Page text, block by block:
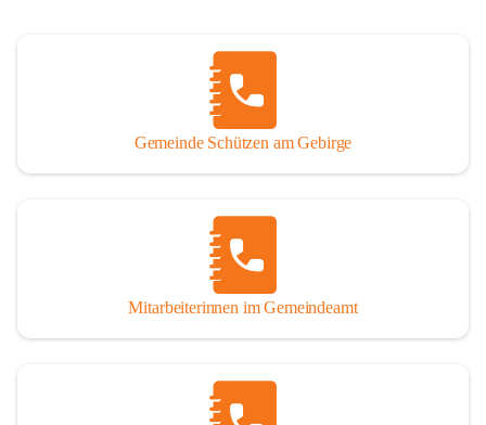
Gemeinde Schützen am Gebirge
Mitarbeiterinnen im Gemeindeamt